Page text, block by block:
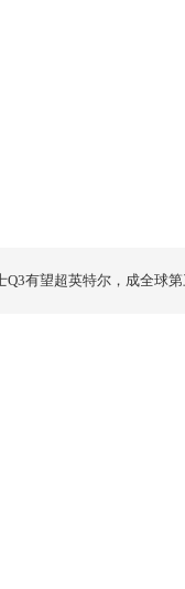
Q3有望超英特尔，成全球